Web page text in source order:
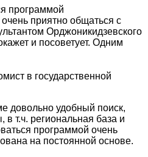
программой
приятно общаться с
Орджоникидзевского
и посоветует. Одним
в государственной
довольно удобный поиск,
т.ч. региональная база и
программой очень
на постоянной основе.